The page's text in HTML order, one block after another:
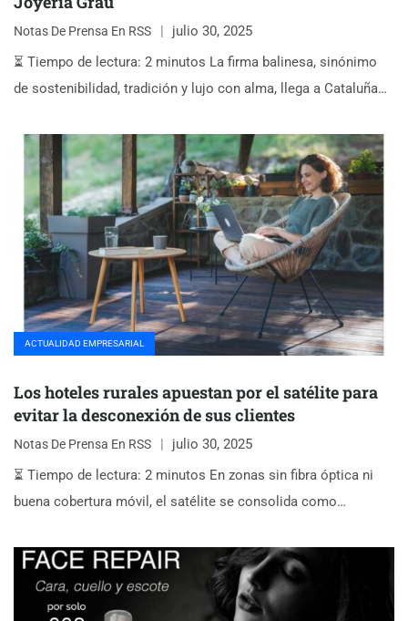
Notas De Prensa En RSS
julio 30, 2025
⏳ Tiempo de lectura: 2 minutos La firma balinesa, sinónimo
de sostenibilidad, tradición y lujo con alma, llega a Cataluña…
ACTUALIDAD EMPRESARIAL
Los hoteles rurales apuestan por el satélite para
evitar la desconexión de sus clientes
Notas De Prensa En RSS
julio 30, 2025
⏳ Tiempo de lectura: 2 minutos En zonas sin fibra óptica ni
buena cobertura móvil, el satélite se consolida como…